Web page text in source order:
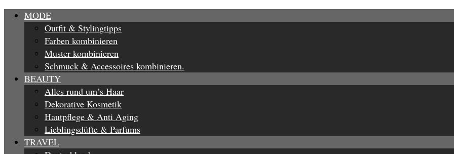
MODE
Outfit & Stylingtipps
Farben kombinieren
Muster kombinieren
Schmuck & Accessoires kombinieren.
BEAUTY
Alles rund um’s Haar
Dekorative Kosmetik
Hautpflege & Anti Aging
Lieblingsdüfte & Parfums
TRAVEL